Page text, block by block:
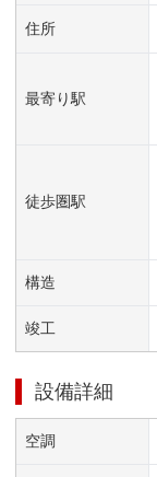
住所
最寄り駅
徒歩圏駅
構造
竣工
設備詳細
空調